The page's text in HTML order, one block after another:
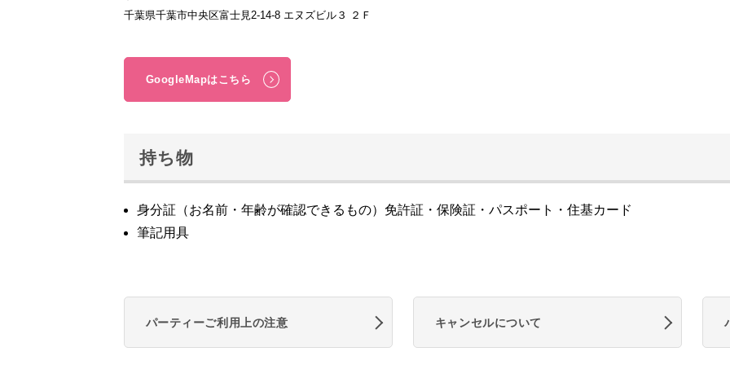
千葉県千葉市中央区富士見2-14-8 エヌズビル３ ２Ｆ
GoogleMapはこちら
持ち物
身分証（お名前・年齢が確認できるもの）免許証・保険証・パスポート・住基カード
筆記用具
パーティーご利用上の注意 キャンセルについて